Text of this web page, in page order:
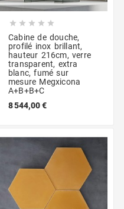
    
Cabine de douche,
profilé inox brillant,
hauteur 216cm, verre
transparent, extra
blanc, fumé sur
mesure Megxicona
A+B+B+C
8 544,00 €